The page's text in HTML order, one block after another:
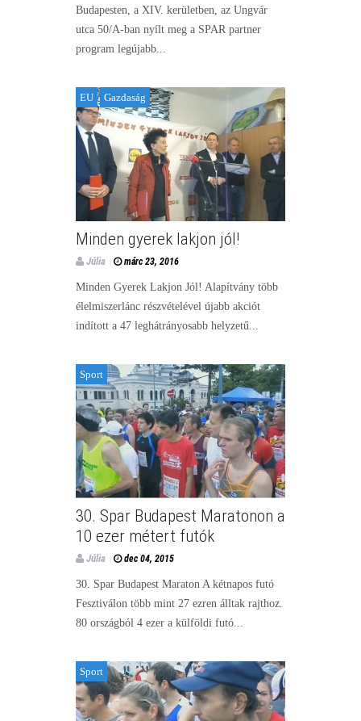
Budapesten, a XIV. kerületben, az Ungvár
utca 50/A-ban nyílt meg a SPAR partner
program legújabb...
EU Gazdaság
Minden gyerek lakjon jól!
Júlia márc 23, 2016
Minden Gyerek Lakjon Jól! Alapítvány több
élelmiszerlánc részvételével újabb akciót
indított a 47 leghátrányosabb helyzetű...
Sport
30. Spar Budapest Maratonon a
10 ezer métert futók
Júlia dec 04, 2015
30. Spar Budapest Maraton A kétnapos futó
Fesztiválon több mint 27 ezren álltak rajthoz.
80 országból 4 ezer a külföldi futó...
Sport